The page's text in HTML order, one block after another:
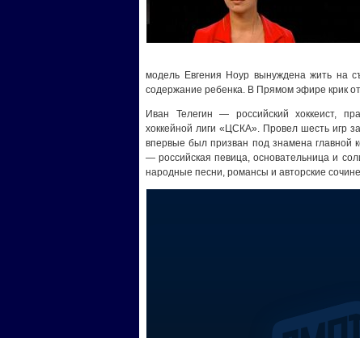
модель Евгения Ноур вынуждена жить на
содержание ребенка. В Прямом эфире крик
Иван Телегин — российский хоккеист,
хоккейной лиги «ЦСКА». Провел шесть игр
впервые был призван под знамена главной
— российская певица, основательница и
народные песни, романсы и авторские